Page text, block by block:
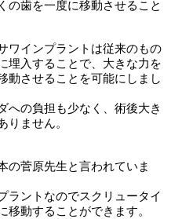
の歯を一度に移動させること
ワインプラントは従来のもの
埋入することで、大きな力を
動させることを可能にしまし
への負担も少なく、術後大き
りません。
の菅原先生と言われていま
ラントなのでスクリュータイ
移動することができます。